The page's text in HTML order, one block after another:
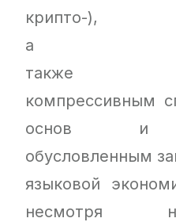
крипто-),
а
также
компрессивным
основ и
обусловленным
языковой
несмотря